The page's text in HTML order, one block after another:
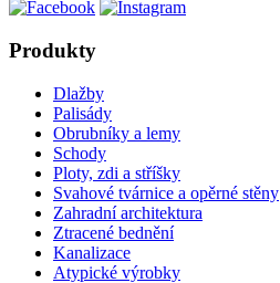
Produkty
Dlažby
Palisády
Obrubníky a lemy
Schody
Ploty, zdi a stříšky
Svahové tvárnice a opěrné stěny
Zahradní architektura
Ztracené bednění
Kanalizace
Atypické výrobky